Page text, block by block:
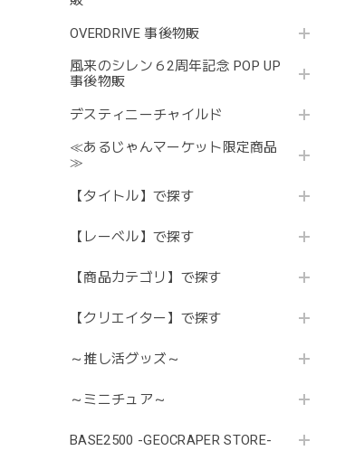
OVERDRIVE 事後物販
風来のシレン６2周年記念 POP UP
事後物販
デスティニーチャイルド
≪あるじゃんマーケット限定商品
≫
【タイトル】で探す
【レーベル】で探す
【商品カテゴリ】で探す
【クリエイター】で探す
～推し活グッズ～
～ミニチュア～
BASE2500 -GEOCRAPER STORE-